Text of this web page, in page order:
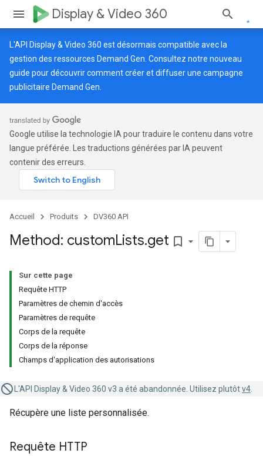
Display & Video 360
L'API Display & Video 360 est désormais compatible avec la
gestion des ressources Demand Gen. Consultez notre nouveau
guide pour découvrir comment créer et diffuser une campagne
publicitaire Demand Gen.
Google utilise la technologie IA pour traduire le contenu dans votre
langue préférée. Les traductions générées par IA peuvent
contenir des erreurs.
Accueil Produits DV360 API
Method: customLists.get bookmark_border
Sur cette page
Requête HTTP
Paramètres de chemin d'accès
Paramètres de requête
Corps de la requête
Corps de la réponse
Champs d'application des autorisations
L'API Display & Video 360 v3 a été abandonnée. Utilisez plutôtv4
Récupère une liste personnalisée.
Requête HTTP